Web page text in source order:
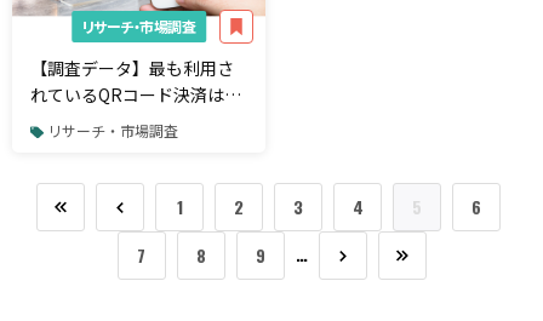
リサーチ・市場調査
【調査データ】最も利用さ
れているQRコード決済は
PayPay、増税後のQRコード
リサーチ・市場調査
1 2 3 4 5
6
7
8 9 …